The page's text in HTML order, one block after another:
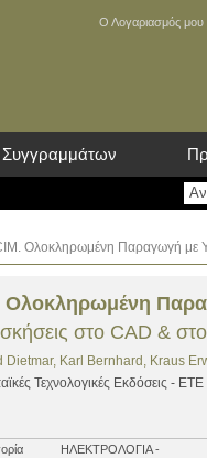
Ο Λογαριασμός μου
Συγγραμμάτων
Ολοκληρωμένη Παραγωγή με
Ολοκληρωμένη
στο CAD &
Dietmar, Karl Bernhard, Kraus
Τεχνολογικές Εκδόσεις - ΕΤΕ
ΗΛΕΚΤΡΟΛΟΓΙΑ -